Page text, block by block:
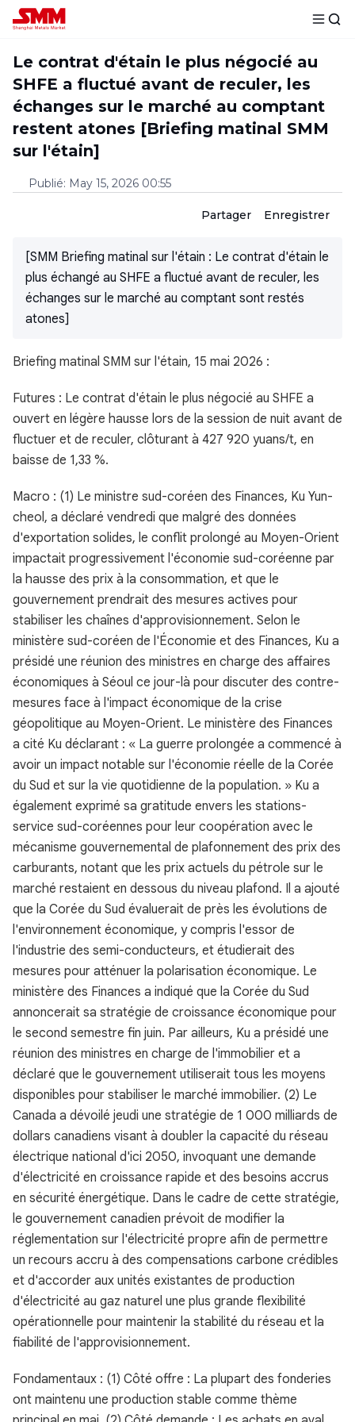
Le contrat d'étain le plus négocié au
SHFE a fluctué avant de reculer, les
échanges sur le marché au comptant
restent atones [Briefing matinal SMM
sur l'étain]
Publié: May 15, 2026 00:55
Partager Enregistrer
[SMM Briefing matinal sur l'étain : Le contrat d'étain le
plus échangé au SHFE a fluctué avant de reculer, les
échanges sur le marché au comptant sont restés
atones]
Briefing matinal SMM sur l'étain, 15 mai 2026 :
Futures : Le contrat d'étain le plus négocié au SHFE a
ouvert en légère hausse lors de la session de nuit avant de
fluctuer et de reculer, clôturant à 427 920 yuans/t, en
baisse de 1,33 %.
Macro : (1) Le ministre sud-coréen des Finances, Ku Yun-
cheol, a déclaré vendredi que malgré des données
d'exportation solides, le conflit prolongé au Moyen-Orient
impactait progressivement l'économie sud-coréenne par
la hausse des prix à la consommation, et que le
gouvernement prendrait des mesures actives pour
stabiliser les chaînes d'approvisionnement. Selon le
ministère sud-coréen de l'Économie et des Finances, Ku a
présidé une réunion des ministres en charge des affaires
économiques à Séoul ce jour-là pour discuter des contre-
mesures face à l'impact économique de la crise
géopolitique au Moyen-Orient. Le ministère des Finances
a cité Ku déclarant : « La guerre prolongée a commencé à
avoir un impact notable sur l'économie réelle de la Corée
du Sud et sur la vie quotidienne de la population. » Ku a
également exprimé sa gratitude envers les stations-
service sud-coréennes pour leur coopération avec le
mécanisme gouvernemental de plafonnement des prix des
carburants, notant que les prix actuels du pétrole sur le
marché restaient en dessous du niveau plafond. Il a ajouté
que la Corée du Sud évaluerait de près les évolutions de
l'environnement économique, y compris l'essor de
l'industrie des semi-conducteurs, et étudierait des
mesures pour atténuer la polarisation économique. Le
ministère des Finances a indiqué que la Corée du Sud
annoncerait sa stratégie de croissance économique pour
le second semestre fin juin. Par ailleurs, Ku a présidé une
réunion des ministres en charge de l'immobilier et a
déclaré que le gouvernement utiliserait tous les moyens
disponibles pour stabiliser le marché immobilier. (2) Le
Canada a dévoilé jeudi une stratégie de 1 000 milliards de
dollars canadiens visant à doubler la capacité du réseau
électrique national d'ici 2050, invoquant une demande
d'électricité en croissance rapide et des besoins accrus
en sécurité énergétique. Dans le cadre de cette stratégie,
le gouvernement canadien prévoit de modifier la
réglementation sur l'électricité propre afin de permettre
un recours accru à des compensations carbone crédibles
et d'accorder aux unités existantes de production
d'électricité au gaz naturel une plus grande flexibilité
opérationnelle pour maintenir la stabilité du réseau et la
fiabilité de l'approvisionnement.
Fondamentaux : (1) Côté offre : La plupart des fonderies
ont maintenu une production stable comme thème